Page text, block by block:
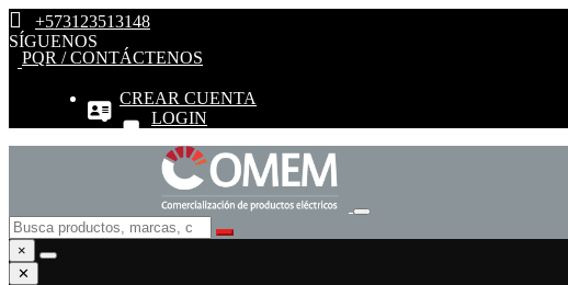
+573123513148
SÍGUENOS
PQR / CONTÁCTENOS
CREAR CUENTA
LOGIN
×
✕